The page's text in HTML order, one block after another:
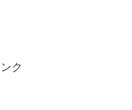
ク